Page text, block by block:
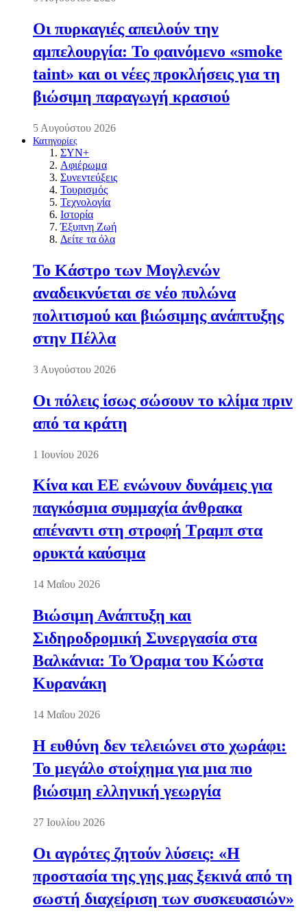
Οι πυρκαγιές απειλούν την
αμπελουργία: Το φαινόμενο «smoke
taint» και οι νέες προκλήσεις για τη
βιώσιμη παραγωγή κρασιού
5 Αυγούστου 2026
Κατηγορίες
ΣΥΝ+
Αφιέρωμα
Συνεντεύξεις
Τουρισμός
Τεχνολογία
Ιστορία
Έξυπνη Ζωή
Δείτε τα όλα
Το Κάστρο των Μογλενών
αναδεικνύεται σε νέο πυλώνα
πολιτισμού και βιώσιμης ανάπτυξης
στην Πέλλα
3 Αυγούστου 2026
Οι πόλεις ίσως σώσουν το κλίμα πριν
από τα κράτη
1 Ιουνίου 2026
Κίνα και ΕΕ ενώνουν δυνάμεις για
παγκόσμια συμμαχία άνθρακα
απέναντι στη στροφή Τραμπ στα
ορυκτά καύσιμα
14 Μαΐου 2026
Βιώσιμη Ανάπτυξη και
Σιδηροδρομική Συνεργασία στα
Βαλκάνια: Το Όραμα του Κώστα
Κυρανάκη
14 Μαΐου 2026
Η ευθύνη δεν τελειώνει στο χωράφι:
Το μεγάλο στοίχημα για μια πιο
βιώσιμη ελληνική γεωργία
27 Ιουλίου 2026
Οι αγρότες ζητούν λύσεις: «Η
προστασία της γης μας ξεκινά από τη
σωστή διαχείριση των συσκευασιών»